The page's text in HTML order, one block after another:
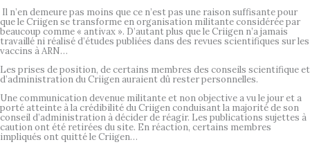
Il n’en demeure pas moins que ce n’est pas une raison suffisante pour
que le Criigen se transforme en organisation militante considérée par
beaucoup comme « antivax ». D’autant plus que le Criigen n’a jamais
travaillé ni réalisé d’études publiées dans des revues scientifiques sur les
vaccins à ARN…
Les prises de position, de certains membres des conseils scientifique et
d’administration du Criigen auraient dû rester personnelles.
Une communication devenue militante et non objective a vu le jour et a
porté atteinte à la crédibilité du Criigen conduisant la majorité de son
conseil d’administration à décider de réagir. Les publications sujettes à
caution ont été retirées du site. En réaction, certains membres
impliqués ont quitté le Criigen…